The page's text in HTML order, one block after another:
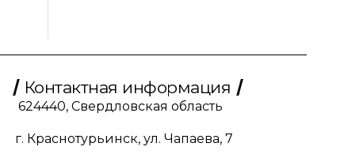
Контактная информация
624440, Свердловская область
г. Краснотурьинск, ул. Чапаева, 7